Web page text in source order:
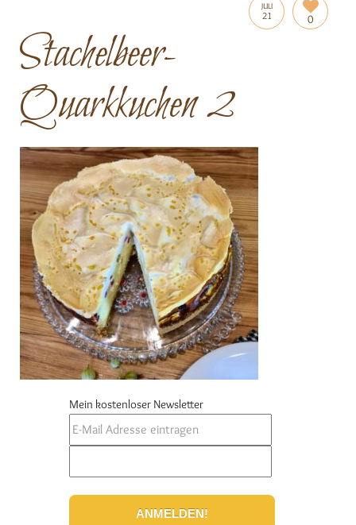
JULI
21 0
Stachelbeer-
Quarkkuchen 2
Mein kostenloser Newsletter